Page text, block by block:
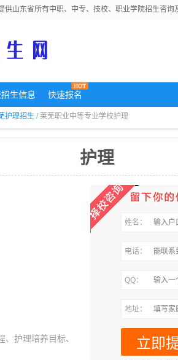
山东省所有中职、中专、技校、职业学院招生咨询
生信息 快速报名
护理招生 / 莱芜职业中等专业学校护理
护理
护理培养目标、
姓名：
电话：
QQ：
地址：